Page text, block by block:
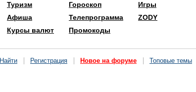
Туризм
Афиша
Курсы валют
Гороскоп
Телепрограмма
Промокоды
Игры
ZODY
Найти Регистрация Новое на форуме Топовые темы